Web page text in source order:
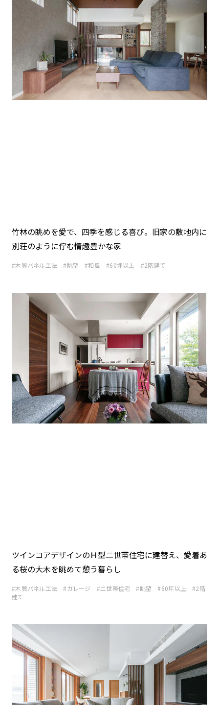
竹林の眺めを愛で、四季を感じる喜び。旧家の敷地内に
別荘のように佇む情趣豊かな家
木質パネル工法 眺望 和風 60坪以上 2階建て
ツインコアデザインのＨ型二世帯住宅に建替え、愛着あ
る桜の大木を眺めて憩う暮らし
木質パネル工法 ガレージ 二世帯住宅 眺望 60坪以上
2階
建て